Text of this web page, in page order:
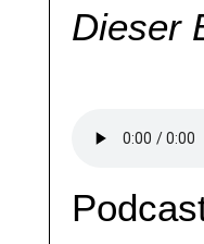
Dieser